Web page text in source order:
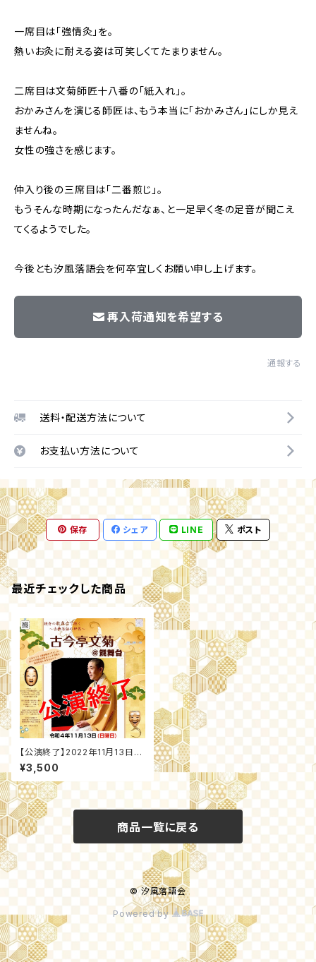
一席目は「強情灸」を。
熱いお灸に耐える姿は可笑しくてたまりません。
二席目は文菊師匠十八番の「紙入れ」。
おかみさんを演じる師匠は、もう本当に「おかみさん」にしか見え
ませんね。
女性の強さを感じます。
仲入り後の三席目は「二番煎じ」。
もうそんな時期になったんだなぁ、と一足早く冬の足音が聞こえ
てくるようでした。
今後とも汐風落語会を何卒宜しくお願い申し上げます。
再入荷通知を希望する
通報する
送料・配送方法について
お支払い方法について
保存 シェア LINE ポスト
最近チェックした商品
【公演終了】2022年11月13日
(日) 古今亭文菊＠能舞台 (鎌倉
市長谷)
¥3,500
商品一覧に戻る
© 汐風落語会
Powered by